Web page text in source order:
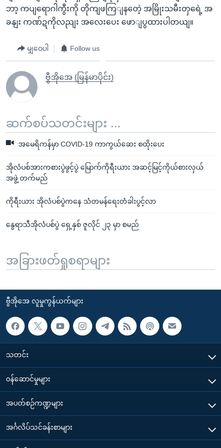
ဘာ့ ကပျရောဂါကွီးကို တိုကျဖကြျနတေဲ့ အမြိုးသမီးတှရေဲ့ အ
ခနျး ကဏ်ဍကိုလညျး အလေးပေး ဖောျပွထားပါတယျ။
မျှဝေပါ Follow us
ဗွီအိုအေ (မြန်မာပိုင်း)
ဆက်စပ်သတင်းများ ...
အမေရိကန်မှာ COVID-19 ကာကွယ်ဆေး စထိုးပေး
အိုလံပစ်အားကစားပွဲဖွင့်ပွဲ မြောက်ကိုရီးယား အဆင့်မြင့်ကိုယ်စားလှယ်
အဖွဲ့ တက်မည်
ကိုရီးယား အိုလံပစ်ပွဲကနေ သံတမန်ရေးတံခါးပွင့်လာ
နွေရာသီအိုလံပစ်ပွဲ ရှေ့နှစ် ဇူလိုင် ၂၃ မှာ စမည်
အခြားဖတ်ရှုစရာများ
ဗွီအိုအေ လူမှုကွန်ယက်များ
သတင်း
၀န်ဆောင်မှုများ
အပတ်စဉ်ကဏ္ဍများ
အင်္ဂလိပ်သင်ခန်းစာများ